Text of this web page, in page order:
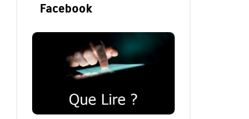
Facebook